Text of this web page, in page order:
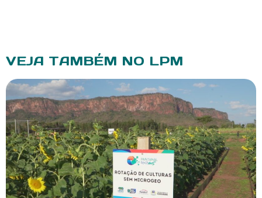
VEJA TAMBÉM NO LPM